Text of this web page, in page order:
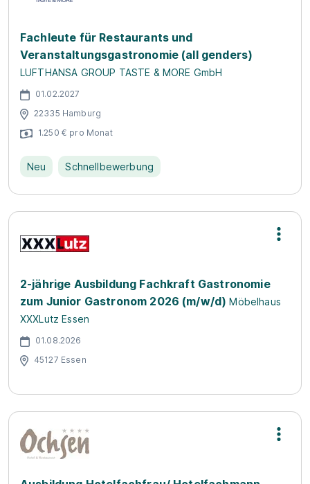
Fachleute für Restaurants und
Veranstaltungsgastronomie (all genders)
LUFTHANSA GROUP TASTE & MORE GmbH
01.02.2027
22335 Hamburg
1.250 € pro Monat
Neu Schnellbewerbung
2-jährige Ausbildung Fachkraft Gastronomie
zum Junior Gastronom 2026 (m/w/d) Möbelhaus
XXXLutz Essen
01.08.2026
45127 Essen